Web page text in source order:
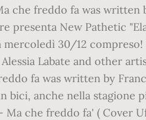
che freddo fa was
presenta New Pathetic
30/12
Labate and other
fa was written by
bici, anche nella
che freddo fa' ( Cover